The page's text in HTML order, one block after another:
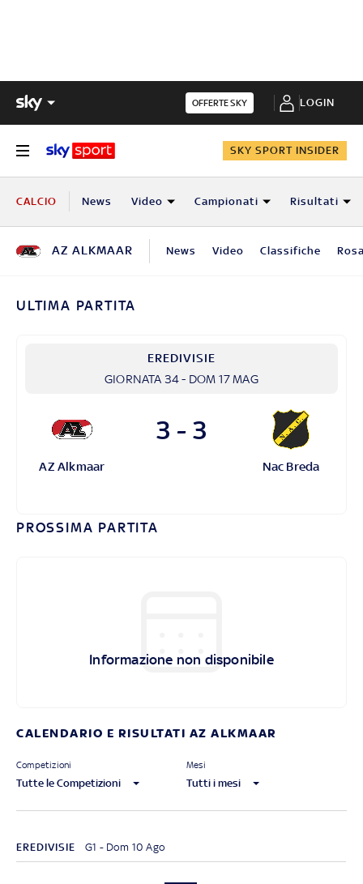
OFFERTE SKY LOGIN
SKY SPORT INSIDER
CALCIO News Video Campionati Risultati
AZ ALKMAAR News Video Classifiche
ULTIMA PARTITA
EREDIVISIE
GIORNATA 34- DOM 17 MAG
AZ Alkmaar
3 - 3
Nac Breda
PROSSIMA PARTITA
Informazione non disponibile
CALENDARIO E RISULTATI AZ ALKMAAR
Competizioni
Tutte le Competizioni
Mesi
Tutti i mesi
EREDIVISIE G1 - Dom 10 Ago